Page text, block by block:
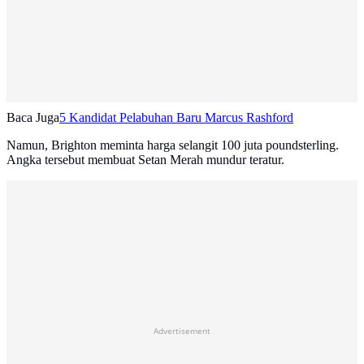
Baca Juga5 Kandidat Pelabuhan Baru Marcus Rashford
Namun, Brighton meminta harga selangit 100 juta poundsterling.
Angka tersebut membuat Setan Merah mundur teratur.
Advertisement